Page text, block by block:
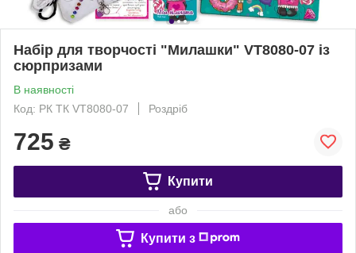
Набір для творчості "Милашки" VT8080-07 із
сюрпризами
В наявності
Код: РК ТК VT8080-07
Роздріб
725 ₴
Купити
або
Купити з